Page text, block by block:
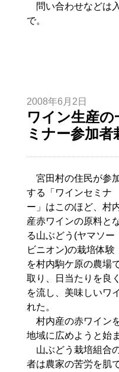
問い合わせなどは
で。
2008年6月2日
ワイン生産
ミナー参加者
宮田村の住民が参
する「ワインセミナ
ー」はこのほど、村
産赤ワインの原料と
る山ぶどう(ヤマソー
ビニオン)の栽培体験
を村内駒ケ原の農場
取り、日当たりを良
を流し、美味しいワ
れた。
村内産の赤ワイン
地域に広めようと始
山ぶどう栽培組合
者は農家の苦労を肌